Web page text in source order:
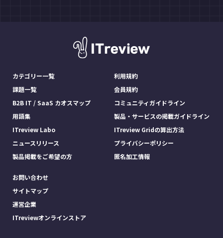
カテゴリー一覧
課題一覧
B2B IT / SaaS カオスマップ
用語集
ITreview Labo
ニュースリリース
製品掲載をご希望の方
利用規約
会員規約
コミュニティガイドライン
製品・サービスの掲載ガイドライン
ITreview Gridの算出方法
プライバシーポリシー
匿名加工情報
お問い合わせ
サイトマップ
運営企業
ITreviewオンラインストア